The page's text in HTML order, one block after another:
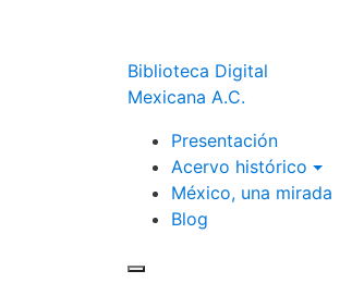
Biblioteca Digital
Mexicana A.C.
Presentación
Acervo histórico
México, una mirada
Blog